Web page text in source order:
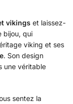
vikings et laissez-
bijou, qui
viking et ses
. Son design
une véritable
sentez la